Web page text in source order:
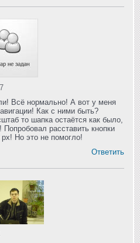
Всё нормально! А вот у меня
Как с ними быть?
то шапка остаётся как было,
Попробовал расставить кнопки
Но это не помогло!
Ответить